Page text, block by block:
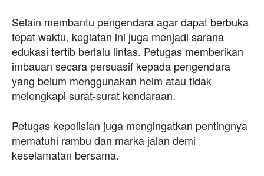
Selain membantu pengendara agar dapat berbuka
tepat waktu, kegiatan ini juga menjadi sarana
edukasi tertib berlalu lintas. Petugas memberikan
imbauan secara persuasif kepada pengendara
yang belum menggunakan helm atau tidak
melengkapi surat-surat kendaraan.
Petugas kepolisian juga mengingatkan pentingnya
mematuhi rambu dan marka jalan demi
keselamatan bersama.